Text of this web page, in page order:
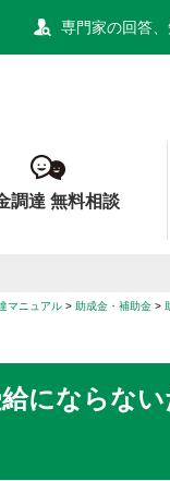
専門家の回答
調達 無料相談
マニュアル 助成金・補助金
にならな